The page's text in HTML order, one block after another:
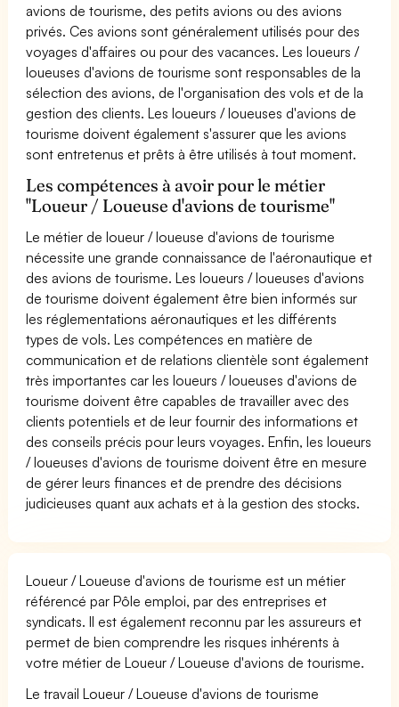
avions de tourisme, des petits avions ou des avions
privés. Ces avions sont généralement utilisés pour des
voyages d'affaires ou pour des vacances. Les loueurs /
loueuses d'avions de tourisme sont responsables de la
sélection des avions, de l'organisation des vols et de la
gestion des clients. Les loueurs / loueuses d'avions de
tourisme doivent également s'assurer que les avions
sont entretenus et prêts à être utilisés à tout moment.
Les compétences à avoir pour le métier
"Loueur / Loueuse d'avions de tourisme"
Le métier de loueur / loueuse d'avions de tourisme
nécessite une grande connaissance de l'aéronautique et
des avions de tourisme. Les loueurs / loueuses d'avions
de tourisme doivent également être bien informés sur
les réglementations aéronautiques et les différents
types de vols. Les compétences en matière de
communication et de relations clientèle sont également
très importantes car les loueurs / loueuses d'avions de
tourisme doivent être capables de travailler avec des
clients potentiels et de leur fournir des informations et
des conseils précis pour leurs voyages. Enfin, les loueurs
/ loueuses d'avions de tourisme doivent être en mesure
de gérer leurs finances et de prendre des décisions
judicieuses quant aux achats et à la gestion des stocks.
Loueur / Loueuse d'avions de tourisme est un métier
référencé par Pôle emploi, par des entreprises et
syndicats. Il est également reconnu par les assureurs et
permet de bien comprendre les risques inhérents à
votre métier de Loueur / Loueuse d'avions de tourisme.
Le travail Loueur / Loueuse d'avions de tourisme